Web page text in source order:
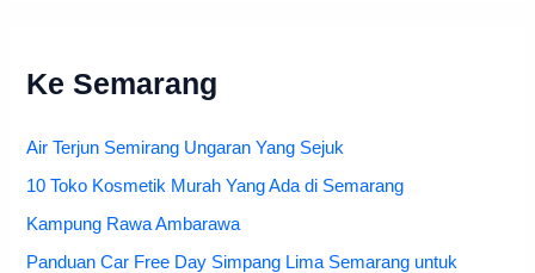
Ke Semarang
Air Terjun Semirang Ungaran Yang Sejuk
10 Toko Kosmetik Murah Yang Ada di Semarang
Kampung Rawa Ambarawa
Panduan Car Free Day Simpang Lima Semarang untuk